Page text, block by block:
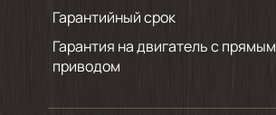
Гарантийный срок
Гарантия на двигатель с прямым
приводом